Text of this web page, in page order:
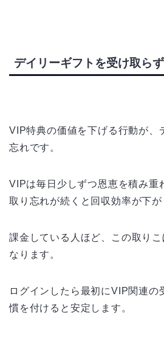
デイリーギフトを受け取ら
VIP特典の価値を下げる行動が、
忘れです。
VIPは毎日少しずつ恩恵を積み重
取り忘れが続くと回収効率が下が
課金している人ほど、この取りこ
なります。
ログインしたら最初にVIP関連の
慣を付けると安定します。